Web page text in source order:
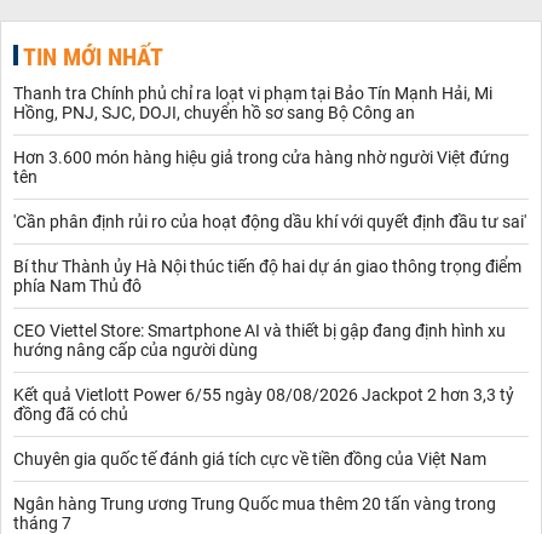
TIN MỚI NHẤT
Thanh tra Chính phủ chỉ ra loạt vi phạm tại Bảo Tín Mạnh Hải, Mi
Hồng, PNJ, SJC, DOJI, chuyển hồ sơ sang Bộ Công an
Hơn 3.600 món hàng hiệu giả trong cửa hàng nhờ người Việt đứng
tên
'Cần phân định rủi ro của hoạt động dầu khí với quyết định đầu tư sai'
Bí thư Thành ủy Hà Nội thúc tiến độ hai dự án giao thông trọng điểm
phía Nam Thủ đô
CEO Viettel Store: Smartphone AI và thiết bị gập đang định hình xu
hướng nâng cấp của người dùng
Kết quả Vietlott Power 6/55 ngày 08/08/2026 Jackpot 2 hơn 3,3 tỷ
đồng đã có chủ
Chuyên gia quốc tế đánh giá tích cực về tiền đồng của Việt Nam
Ngân hàng Trung ương Trung Quốc mua thêm 20 tấn vàng trong
tháng 7